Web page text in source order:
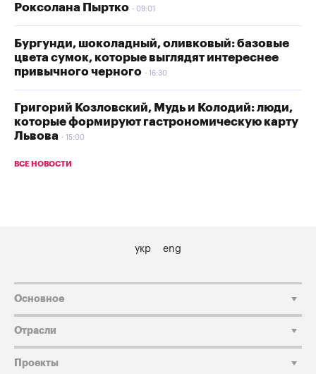
Роксолана Пыртко
09:01
Бургунди, шоколадный, оливковый: базовые
цвета сумок, которые выглядят интереснее
привычного черного
16:30
Григорий Козловский, Мудь и Колодий: люди,
которые формируют гастрономическую карту
Львова
15:00
ВСЕ НОВОСТИ
укр eng
Основное
Отрасли
Проекты